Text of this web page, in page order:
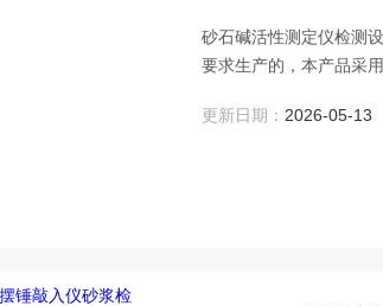
砂石碱活性测定仪检测
要求生产的，本产品采
更新日期： 2026-05-13